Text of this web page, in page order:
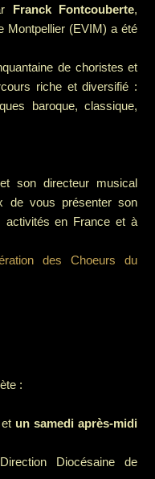
Franck Fontcouberte,
Montpellier (EVIM) a été
de choristes et
riche et diversifié :
baroque, classique,
son directeur musical
de vous présenter son
activités en France et à
des Choeurs du
:
un samedi après-midi
Diocésaine de